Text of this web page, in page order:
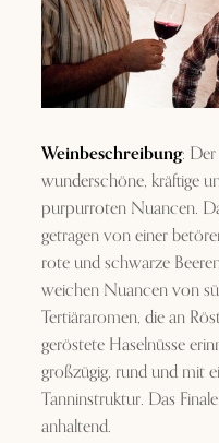
Weinbeschreibung:
wunderschöne, kräftige
purpurroten Nuancen.
getragen von einer
rote und schwarze
weichen Nuancen von
Tertiäraromen, die an
geröstete Haselnüsse
großzügig, rund und mit
Tanninstruktur. Das
anhaltend.